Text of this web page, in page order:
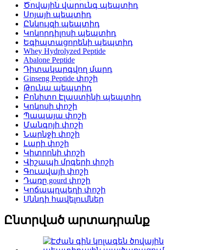
Ծովային վարունգ պեպտիդ
Սոյայի պեպտիդ
Ընկույզի պեպտիդ
Կոկորդիլոսի պեպտիդ
Եգիպտացորենի պեպտիդ
Whey Hydrolyzed Peptide
Abalone Peptide
Դիտակարգվող մարդ
Ginseng Peptide փոշի
Թունա պեպտիդ
Բոնիտո Էլաստինի պեպտիդ
Կոկոսի փոշի
Պապայա փոշի
Մանգոյի փոշի
Նարնջի փոշի
Լարի փոշի
Կիտրոնի փոշի
Վիշապի մրգերի փոշի
Գուավայի փոշի
Դառը gourd փոշի
Կոճապղպեղի փոշի
Սննդի հավելումներ
Ընտրված արտադրանք